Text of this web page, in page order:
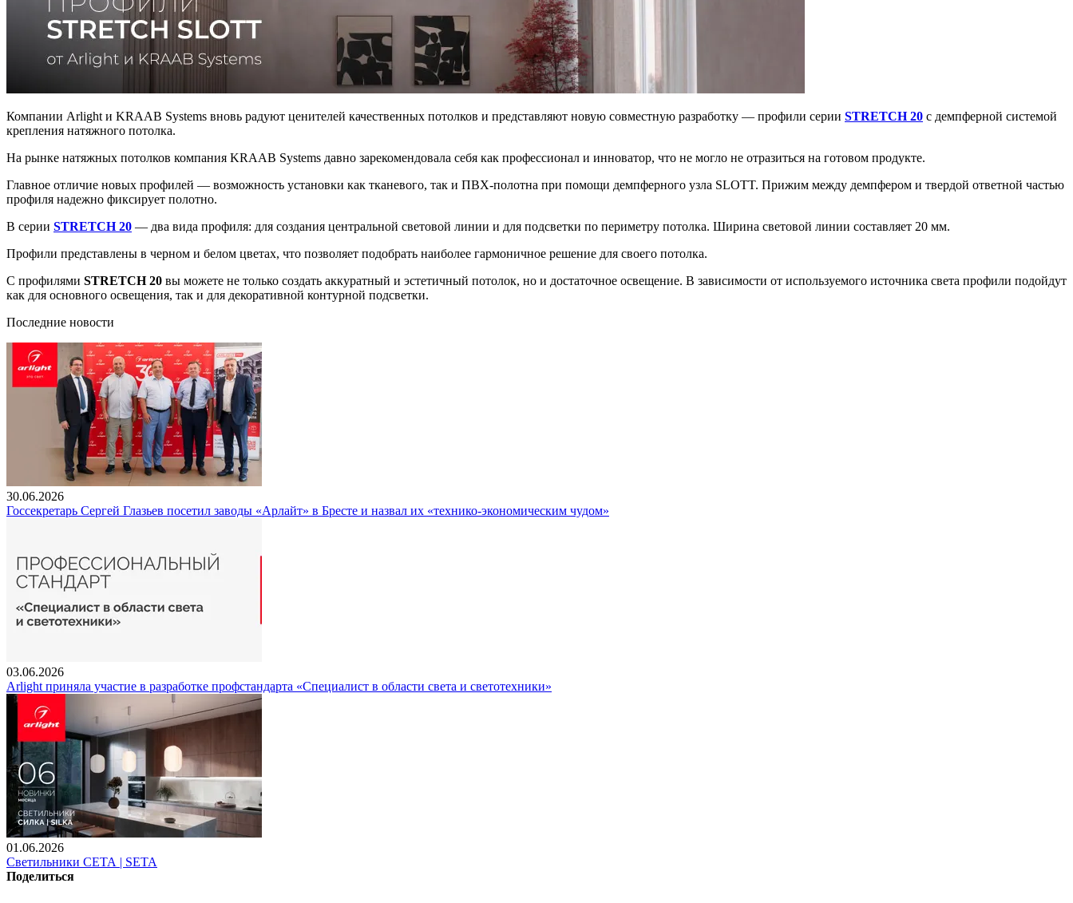
Компании Arlight и KRAAB Systems вновь радуют ценителей качественных потолков и представляют новую совместную разработку — профили серии STRETCH 20 с демпферной системой
крепления натяжного потолка.
На рынке натяжных потолков компания KRAAB Systems давно зарекомендовала себя как профессионал и инноватор, что не могло не отразиться на готовом продукте.
Главное отличие новых профилей — возможность установки как тканевого, так и ПВХ-полотна при помощи демпферного узла SLOTT. Прижим между демпфером и твердой ответной частью
профиля надежно фиксирует полотно.
В серии STRETCH 20 — два вида профиля: для создания центральной световой линии и для подсветки по периметру потолка. Ширина световой линии составляет 20 мм.
Профили представлены в черном и белом цветах, что позволяет подобрать наиболее гармоничное решение для своего потолка.
С профилями STRETCH 20 вы можете не только создать аккуратный и эстетичный потолок, но и достаточное освещение. В зависимости от используемого источника света профили подойдут
как для основного освещения, так и для декоративной контурной подсветки.
Последние новости
30.06.2026
Госсекретарь Сергей Глазьев посетил заводы «Арлайт» в Бресте и назвал их «технико-экономическим чудом»
03.06.2026
Arlight приняла участие в разработке профстандарта «Специалист в области света и светотехники»
01.06.2026
Светильники СЕТА | SETA
Поделиться